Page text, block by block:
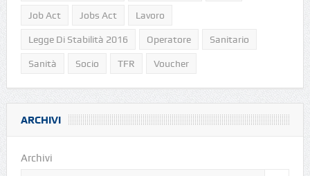
Job Act Jobs Act Lavoro
Legge Di Stabilità 2016 Operatore Sanitario
Sanità Socio TFR Voucher
ARCHIVI
Archivi